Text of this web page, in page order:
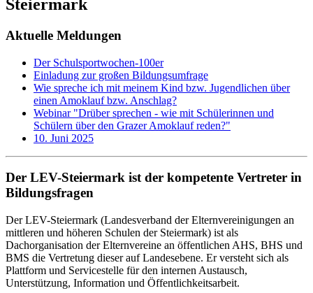
Steiermark
Aktuelle Meldungen
Der Schulsportwochen-100er
Einladung zur großen Bildungsumfrage
Wie spreche ich mit meinem Kind bzw. Jugendlichen über
einen Amoklauf bzw. Anschlag?
Webinar "Drüber sprechen - wie mit Schülerinnen und
Schülern über den Grazer Amoklauf reden?"
10. Juni 2025
Der LEV-Steiermark ist der kompetente Vertreter in
Bildungsfragen
Der LEV-Steiermark (Landesverband der Elternvereinigungen an
mittleren und höheren Schulen der Steiermark) ist als
Dachorganisation der Elternvereine an öffentlichen AHS, BHS und
BMS die Vertretung dieser auf Landesebene. Er versteht sich als
Plattform und Servicestelle für den internen Austausch,
Unterstützung, Information und Öffentlichkeitsarbeit.